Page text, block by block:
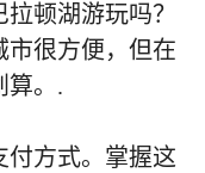
顿湖游玩吗？
市很方便，但在
算。.
付方式。掌握这